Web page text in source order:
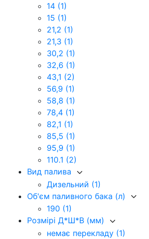
14 (1)
15 (1)
21,2 (1)
21,3 (1)
30,2 (1)
32,6 (1)
43,1 (2)
56,9 (1)
58,8 (1)
78,4 (1)
82,1 (1)
85,5 (1)
95,9 (1)
110.1 (2)
Вид палива
Дизельний (1)
Об'єм паливного бака (л)
190 (1)
Розмірі Д*Ш*В (мм)
немає перекладу (1)